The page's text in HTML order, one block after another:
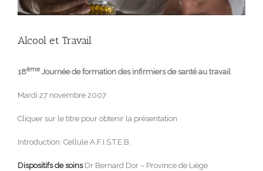
Alcool et Travail
18èmeJournée de formation des infirmiers de santé au travail
Mardi 27 novembre 2007
Cliquer sur le titre pour obtenir la présentation
Introduction: Cellule A.F.I.S.T.E.B.
Dispositifs de soinsDr Bernard Dor – Province de Liège